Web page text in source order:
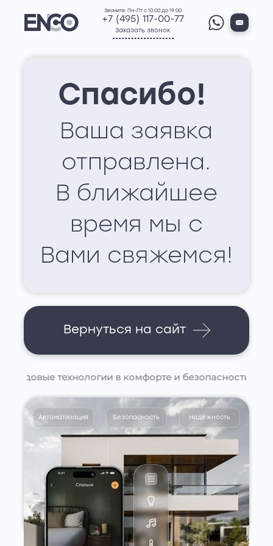
Звоните: Пн-Пт с 10:00 до 19:00
Вернуться на сайт
+7 (495) 117-00-77
Надёжность
Безопасность
Автоматизация
технологии в комфорте и безопасности |
Спасибо!
Ваша заявка
отправлена.
В ближайшее
время мы с
Вами свяжемся!
Заказать звонок